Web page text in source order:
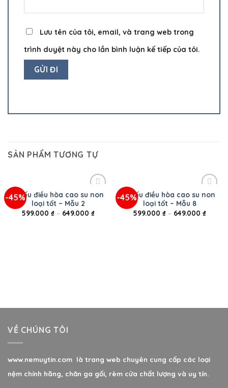
Lưu tên của tôi, email, và trang web trong
trình duyệt này cho lần bình luận kế tiếp của tôi.
SẢN PHẨM TƯƠNG TỰ
-45%
Chiếu điều hòa cao su non
loại tốt – Mẫu 2
599.000 ₫ – 649.000 ₫
-45%
Chiếu điều hòa cao su non
loại tốt – Mẫu 8
599.000 ₫ – 649.000 ₫
VỀ CHÚNG TÔI
www.nemuytin.com là trang web chuyên cung cấp các loại
nệm chính hãng, chăn ga gối, rèm cửa chất lượng và uy tín.